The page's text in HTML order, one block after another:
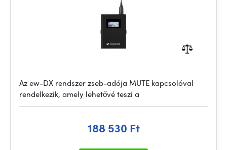
Az ew-DX rendszer zseb-adója MUTE kapcsolóval
rendelkezik, amely lehetővé teszi a
188 530 Ft